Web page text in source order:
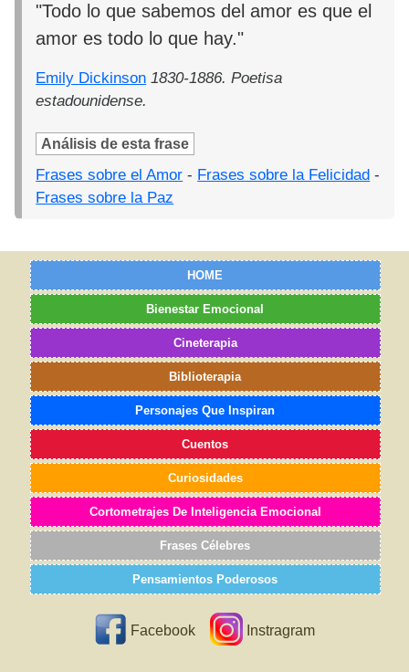
"Todo lo que sabemos del amor es que el
amor es todo lo que hay."
Emily Dickinson 1830-1886. Poetisa
estadounidense.
Análisis de esta frase
Frases sobre el Amor - Frases sobre la Felicidad -
Frases sobre la Paz
HOME
Bienestar Emocional
Cineterapia
Biblioterapia
Personajes Que Inspiran
Cuentos
Curiosidades
Cortometrajes De Inteligencia Emocional
Frases Célebres
Pensamientos Poderosos
Facebook Instragram